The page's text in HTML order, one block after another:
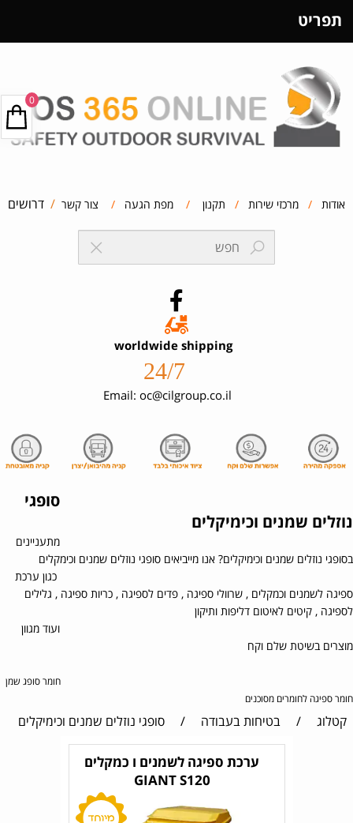
אודות / מרכזי שירות / תקנון / מפת הגעה / צור קשר / דרושים
worldwide shipping
24/7
תפריט
סופגי
נוזלים שמנים וכימיקלים
מתעניינים
בסופגי נוזלים שמנים וכימיקלים? אנו מייביאים סופגי נוזלים שמנים וכימקלים
כגון ערכת
ספיגה לשמנים וכמקלים , שרוולי ספיגה , פדים לספיגה , כריות ספיגה , גלילים
לספיגה , קיטים לאיטום דליפות ותיקון
ועוד מגוון
מוצרים בשיטת שלם וקח
חומר סופג שמן
חומר ספיגה לחומרים מסוכנים
קטלוג / בטיחות בעבודה / סופגי נוזלים שמנים וכימיקלים
0
ערכת ספיגה לשמנים ו כמקלים
GIANT S120